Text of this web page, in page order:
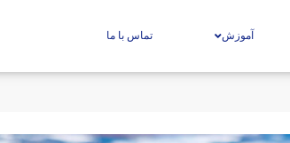
آموزش تماس با ما